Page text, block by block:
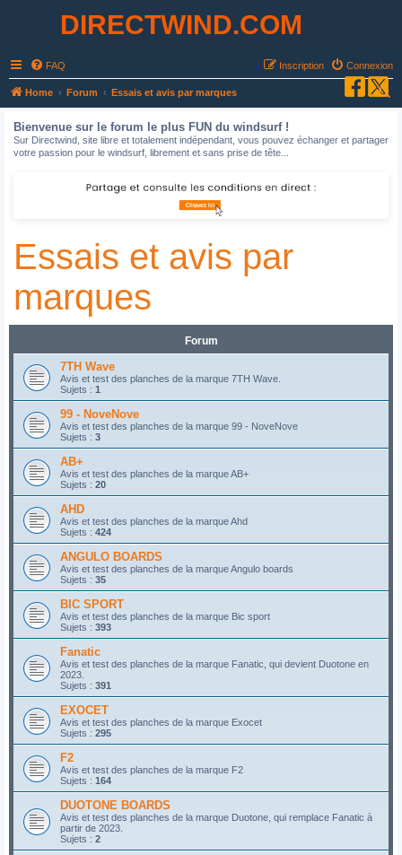
DIRECTWIND.COM
FAQ Connexion
Inscription
Home Forum Essais et avis par marques
Bienvenue sur le forum le plus FUN du windsurf !
Sur Directwind, site libre et totalement indépendant, vous pouvez échanger et partager
votre passion pour le windsurf, librement et sans prise de tête...
Essais et avis par
marques
Forum
7TH Wave
Avis et test des planches de la marque 7TH Wave.
Sujets : 1
99 - NoveNove
Avis et test des planches de la marque 99 - NoveNove
Sujets : 3
AB+
Avis et test des planches de la marque AB+
Sujets : 20
AHD
Avis et test des planches de la marque Ahd
Sujets : 424
ANGULO BOARDS
Avis et test des planches de la marque Angulo boards
Sujets : 35
BIC SPORT
Avis et test des planches de la marque Bic sport
Sujets : 393
Fanatic
Avis et test des planches de la marque Fanatic, qui devient Duotone en
2023.
Sujets : 391
EXOCET
Avis et test des planches de la marque Exocet
Sujets : 295
F2
Avis et test des planches de la marque F2
Sujets : 164
DUOTONE BOARDS
Avis et test des planches de la marque Duotone, qui remplace Fanatic à
partir de 2023.
Sujets : 2